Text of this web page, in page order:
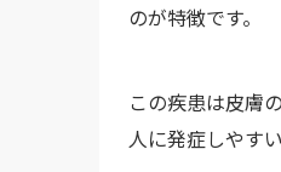
のが特徴です。
この疾患は皮膚
人に発症しやす